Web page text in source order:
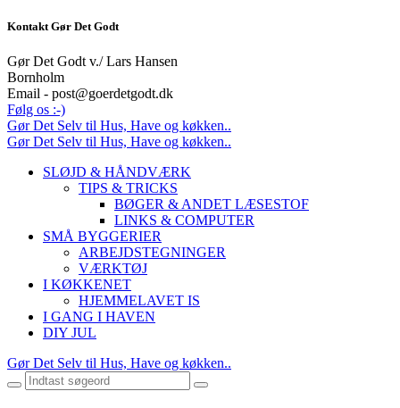
Kontakt Gør Det Godt
Gør Det Godt v./ Lars Hansen
Bornholm
Email - post@goerdetgodt.dk
Følg os :-)
Gør Det Selv til Hus, Have og køkken..
Gør Det Selv til Hus, Have og køkken..
SLØJD & HÅNDVÆRK
TIPS & TRICKS
BØGER & ANDET LÆSESTOF
LINKS & COMPUTER
SMÅ BYGGERIER
ARBEJDSTEGNINGER
VÆRKTØJ
I KØKKENET
HJEMMELAVET IS
I GANG I HAVEN
DIY JUL
Gør Det Selv til Hus, Have og køkken..